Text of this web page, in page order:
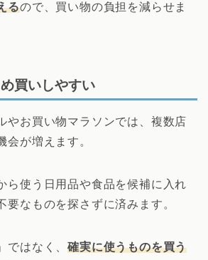
るので、買い物の負担を減らせま
買いしやすい
やお買い物マラソンでは、複数店
会が増えます。
ら使う日用品や食品を候補に入れ
要なものを探さずに済みます。
ではなく、確実に使うものを買う